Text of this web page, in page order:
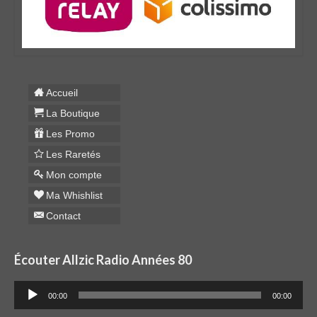
Accueil
La Boutique
Les Promo
Les Raretés
Mon compte
Ma Whishlist
Contact
Écouter Allzic Radio Années 80
Lecteur
audio
00:00 00:00